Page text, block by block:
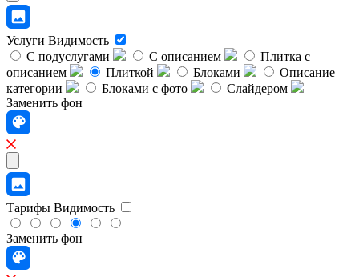
Услуги Видимость
С подуслугами
С описанием
Плитка с
описанием
Плиткой Блоками
Описание
категории
Блоками с фото
Слайдером
Заменить фон
Тарифы Видимость
Заменить фон